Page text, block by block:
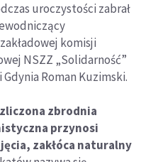
uroczystości zabrał
komisji
NSZZ „Solidarność”
Roman Kuzimski.
zbrodnia
przynosi
zakłóca naturalny